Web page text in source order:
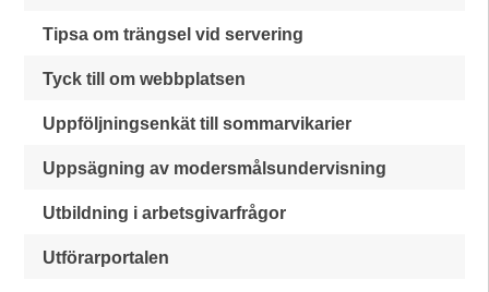
Tipsa om trängsel vid servering
Tyck till om webbplatsen
Uppföljningsenkät till sommarvikarier
Uppsägning av modersmålsundervisning
Utbildning i arbetsgivarfrågor
Utförarportalen